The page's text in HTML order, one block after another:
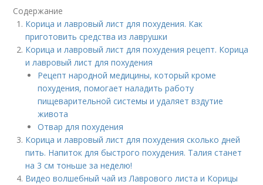
Содержание
Корица и лавровый лист для похудения. Как
приготовить средства из лаврушки
Корица и лавровый лист для похудения рецепт. Корица
и лавровый лист для похудения
Рецепт народной медицины, который кроме
похудения, помогает наладить работу
пищеварительной системы и удаляет вздутие
живота
Отвар для похудения
Корица и лавровый лист для похудения сколько дней
пить. Напиток для быстрого похудения. Талия станет
на 3 см тоньше за неделю!
Видео волшебный чай из Лаврового листа и Корицы